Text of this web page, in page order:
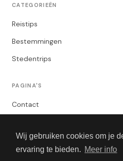
Wij gebruiken cookies om je
ervaring te bieden. Meer info
CATEGORIEËN
Reistips
Bestemmingen
Stedentrips
PAGINA'S
Contact
Algemene Voorwaarden
Adverteren